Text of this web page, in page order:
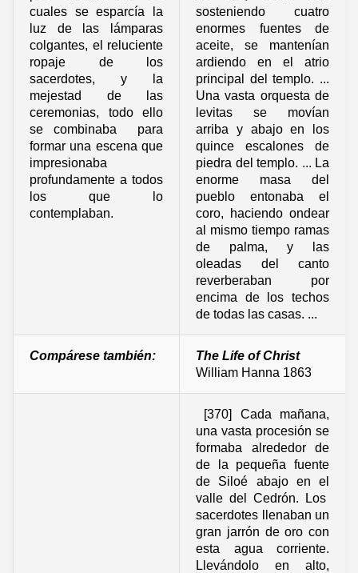
cuales se esparcía la
luz de las lámparas
colgantes, el reluciente
ropaje de los
sacerdotes, y la
mejestad de las
ceremonias, todo ello
se combinaba para
formar una escena que
impresionaba
profundamente a todos
los que lo
contemplaban.
sosteniendo cuatro
enormes fuentes de
aceite, se mantenían
ardiendo en el atrio
principal del templo. ...
Una vasta orquesta de
levitas se movían
arriba y abajo en los
quince escalones de
piedra del templo. ... La
enorme masa del
pueblo entonaba el
coro, haciendo ondear
al mismo tiempo ramas
de palma, y las
oleadas del canto
reverberaban por
encima de los techos
de todas las casas. ...
Compárese también:
The Life of Christ
William Hanna 1863
[370] Cada mañana,
una vasta procesión se
formaba alrededor de
de la pequeña fuente
de Siloé abajo en el
valle del Cedrón. Los
sacerdotes llenaban un
gran jarrón de oro con
esta agua corriente.
Llevándolo en alto,